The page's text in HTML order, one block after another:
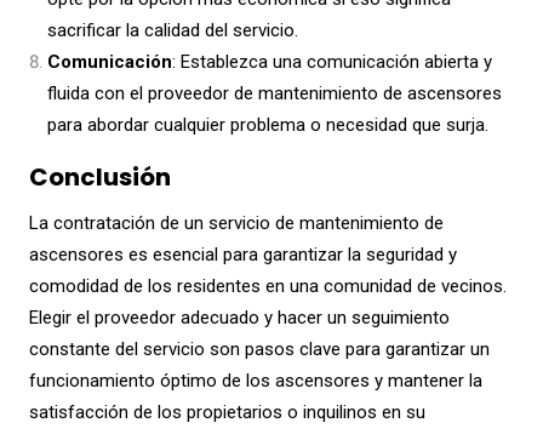
sacrificar la calidad del servicio.
Comunicación: Establezca una comunicación abierta y
fluida con el proveedor de mantenimiento de ascensores
para abordar cualquier problema o necesidad que surja.
Conclusión
La contratación de un servicio de mantenimiento de
ascensores es esencial para garantizar la seguridad y
comodidad de los residentes en una comunidad de vecinos.
Elegir el proveedor adecuado y hacer un seguimiento
constante del servicio son pasos clave para garantizar un
funcionamiento óptimo de los ascensores y mantener la
satisfacción de los propietarios o inquilinos en su